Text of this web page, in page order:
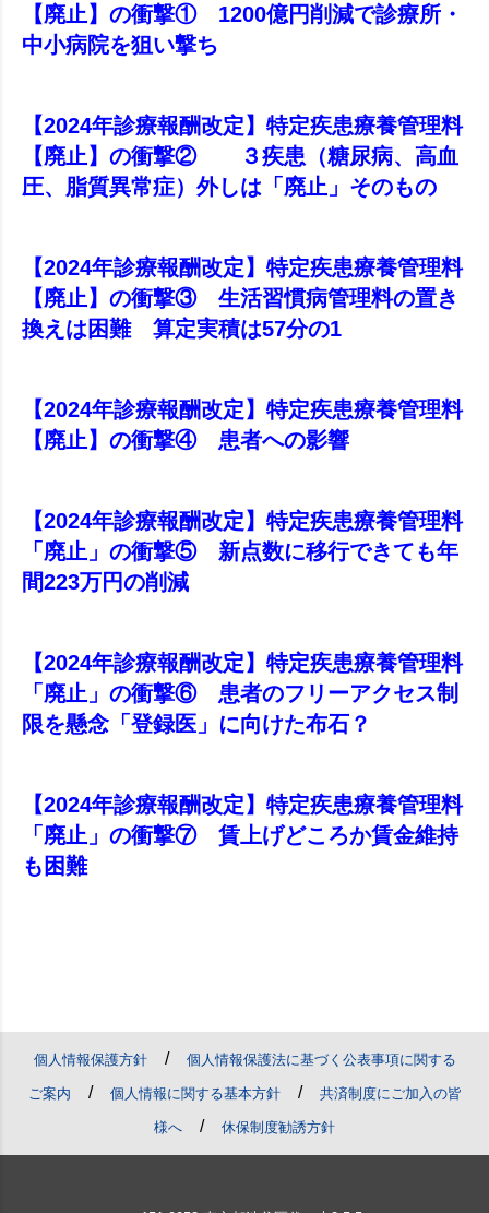
【廃止】の衝撃① 1200億円削減で診療所・
中小病院を狙い撃ち
【2024年診療報酬改定】特定疾患療養管理料
【廃止】の衝撃② ３疾患（糖尿病、高血
圧、脂質異常症）外しは「廃止」そのもの
【2024年診療報酬改定】特定疾患療養管理料
【廃止】の衝撃③ 生活習慣病管理料の置き
換えは困難 算定実積は57分の1
【2024年診療報酬改定】特定疾患療養管理料
【廃止】の衝撃④ 患者への影響
【2024年診療報酬改定】特定疾患療養管理料
「廃止」の衝撃⑤ 新点数に移行できても年
間223万円の削減
【2024年診療報酬改定】特定疾患療養管理料
「廃止」の衝撃⑥ 患者のフリーアクセス制
限を懸念「登録医」に向けた布石？
【2024年診療報酬改定】特定疾患療養管理料
「廃止」の衝撃⑦ 賃上げどころか賃金維持
も困難
個人情報保護方針/ 個人情報保護法に基づく公表事項に関する
ご案内 / 個人情報に関する基本方針/ 共済制度にご加入の皆
様へ / 休保制度勧誘方針